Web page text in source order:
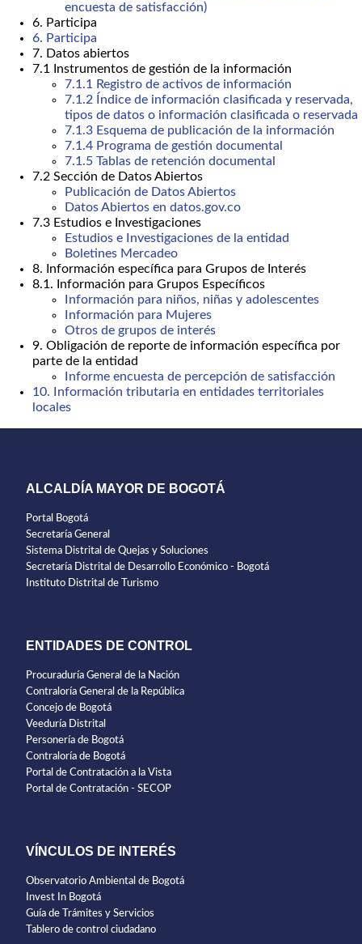
encuesta de satisfacción)
6. Participa
6. Participa
7. Datos abiertos
7.1 Instrumentos de gestión de la información
7.1.1 Registro de activos de información
7.1.2 Índice de información clasificada y reservada,
tipos de datos o información clasificada o reservada
7.1.3 Esquema de publicación de la información
7.1.4 Programa de gestión documental
7.1.5 Tablas de retención documental
7.2 Sección de Datos Abiertos
Publicación de Datos Abiertos
Datos Abiertos en datos.gov.co
7.3 Estudios e Investigaciones
Estudios e Investigaciones de la entidad
Boletines Mercadeo
8. Información específica para Grupos de Interés
8.1. Información para Grupos Específicos
Información para niños, niñas y adolescentes
Información para Mujeres
Otros de grupos de interés
9. Obligación de reporte de información específica por
parte de la entidad
Informe encuesta de percepción de satisfacción
10. Información tributaria en entidades territoriales
locales
ALCALDÍA MAYOR DE BOGOTÁ
Portal Bogotá
Secretaría General
Sistema Distrital de Quejas y Soluciones
Secretaría Distrital de Desarrollo Económico - Bogotá
Instituto Distrital de Turismo
ENTIDADES DE CONTROL
Procuraduría General de la Nación
Contraloría General de la República
Concejo de Bogotá
Veeduría Distrital
Personería de Bogotá
Contraloría de Bogotá
Portal de Contratación a la Vista
Portal de Contratación - SECOP
VÍNCULOS DE INTERÉS
Observatorio Ambiental de Bogotá
Invest In Bogotá
Guía de Trámites y Servicios
Tablero de control ciudadano